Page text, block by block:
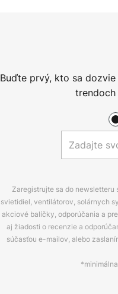
Buďte prvý, kto sa
Zaregistrujte sa do
svietidiel, ventilátorov, solárnych
akciové balíčky, odporúčania a
aj žiadosti o recenzie a
súčasťou e-mailov, alebo